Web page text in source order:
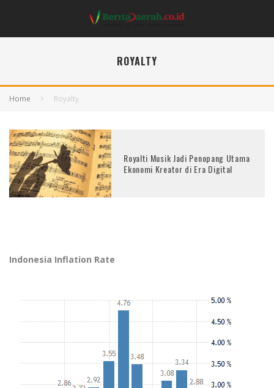
ROYALTY
Home Royalty
Royalti Musik Jadi Penopang Utama
Ekonomi Kreator di Era Digital
Indonesia Inflation Rate